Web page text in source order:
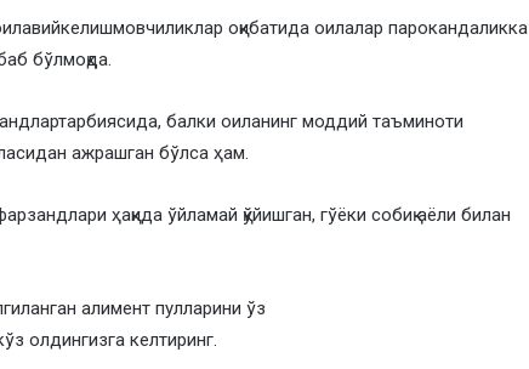
оқибатида оилалар парокандаликка
бўлмоқда.
балки оиланинг моддий таъминоти
ажрашган бўлса ҳам.
ҳақида ўйламай қўйишган, гўёки собиқ аёли билан
алимент пулларини ўз
олдингизга келтиринг.